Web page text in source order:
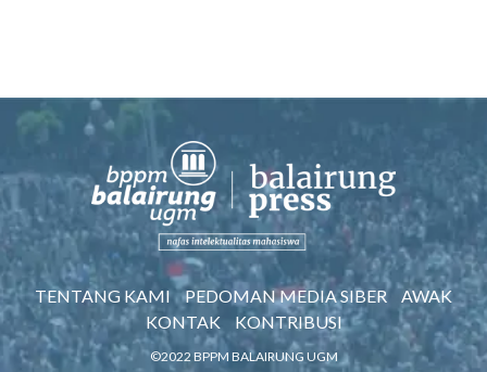
TENTANG KAMI PEDOMAN MEDIA SIBER
AWAK
KONTAK
KONTRIBUSI
©2022 BPPM BALAIRUNG UGM